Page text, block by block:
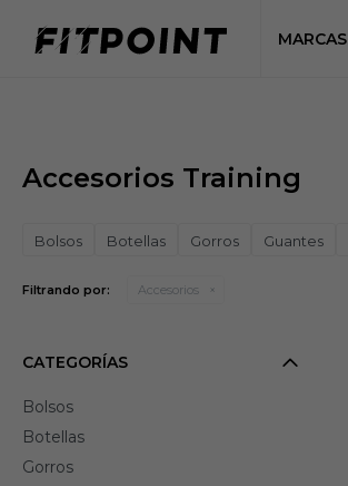
MARCAS
Accesorios Training
Bolsos Botellas Gorros Guantes
Filtrando por: Accesorios
CATEGORÍAS
Bolsos
Botellas
Gorros